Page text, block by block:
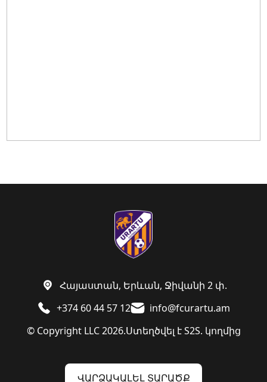
© Copyright LLC 2026.Ստեղծվել էS2S. կողմից
+374 60 44 57 12 info@fcurartu.am
Հայաստան, Երևան, Ջիվանի 2 փ.
ՎԱՐՁԱԿԱԼԵԼ ՏԱՐԱԾՔ